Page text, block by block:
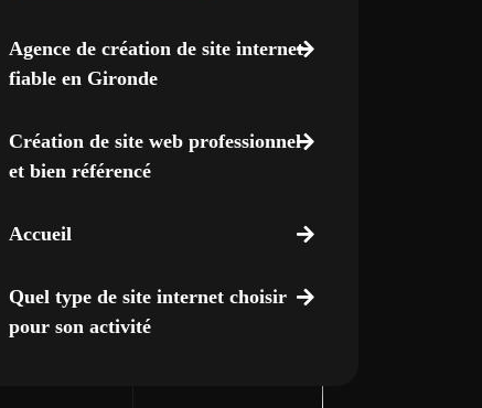
Agence de création de site internet
fiable en Gironde
Création de site web professionnel
et bien référencé
Accueil
Quel type de site internet choisir
pour son activité